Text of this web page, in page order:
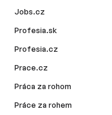
Jobs.cz
Profesia.sk
Profesia.cz
Prace.cz
Práca za rohom
Práce za rohem